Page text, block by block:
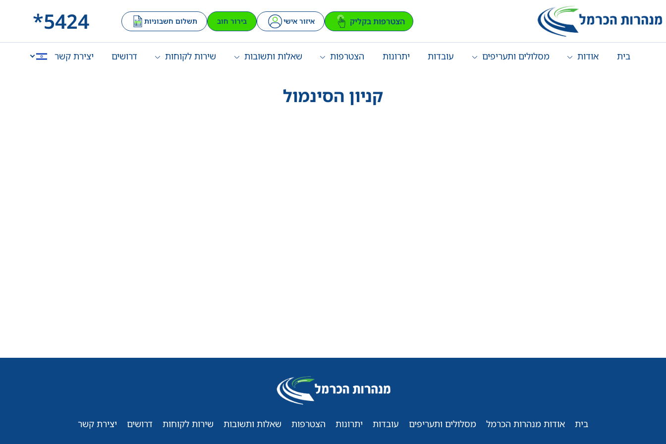
הצטרפות בקליק איזור אישי בירור חוב תשלום חשבוניות *5424
בית אודות מסלולים ותעריפים עובדות יתרונות הצטרפות שאלות ותשובות שירות לקוחות דרושים
יצירת קשר
קניון הסינמול
בית אודות מנהרות הכרמל מסלולים ותעריפים עובדות יתרונות הצטרפות שאלות ותשובות שירות לקוחות דרושים יצירת קשר